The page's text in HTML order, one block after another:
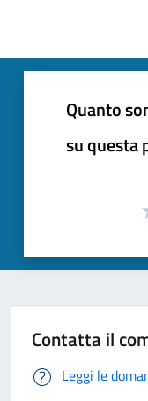
Quanto
su questa
Contatta il
Leggi le